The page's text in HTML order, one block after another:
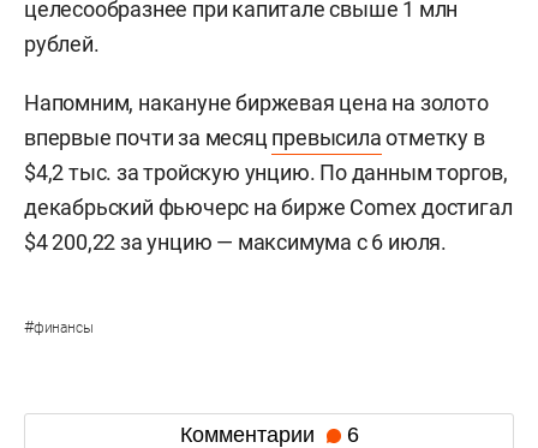
целесообразнее при капитале свыше 1 млн
рублей.
Напомним, накануне биржевая цена на золото
впервые почти за месяцпревысилаотметку в
$4,2 тыс. за тройскую унцию. По данным торгов,
декабрьский фьючерс на бирже Comex достигал
$4 200,22 за унцию — максимума с 6 июля.
#финансы
Комментарии 6